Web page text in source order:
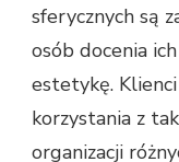
sferycznych są
osób docenia
estetykę.
korzystania z
organizacji